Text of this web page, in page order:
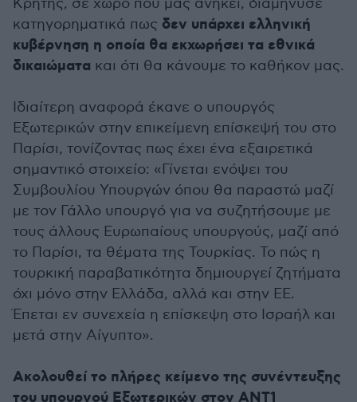
Κρήτης, σε χώρο που μας ανήκει, διαμήνυσε
κατηγορηματικά πως δεν υπάρχει ελληνική
κυβέρνηση η οποία θα εκχωρήσει τα εθνικά
δικαιώματα και ότι θα κάνουμε το καθήκον μας.
Ιδιαίτερη αναφορά έκανε ο υπουργός
Εξωτερικών στην επικείμενη επίσκεψή του στο
Παρίσι, τονίζοντας πως έχει ένα εξαιρετικά
σημαντικό στοιχείο: «Γίνεται ενόψει του
Συμβουλίου Υπουργών όπου θα παραστώ μαζί
με τον Γάλλο υπουργό για να συζητήσουμε με
τους άλλους Ευρωπαίους υπουργούς, μαζί από
το Παρίσι, τα θέματα της Τουρκίας. Το πώς η
τουρκική παραβατικότητα δημιουργεί ζητήματα
όχι μόνο στην Ελλάδα, αλλά και στην ΕΕ.
Έπεται εν συνεχεία η επίσκεψη στο Ισραήλ και
μετά στην Αίγυπτο».
Ακολουθεί το πλήρες κείμενο της συνέντευξης
του υπουργού Εξωτερικών στον ΑΝΤ1